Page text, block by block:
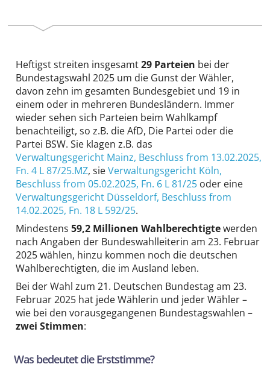
Heftigst streiten insgesamt29 Parteien bei der
Bundestagswahl 2025 um die Gunst der Wähler,
davon zehn im gesamten Bundesgebiet und 19 in
einem oder in mehreren Bundesländern. Immer
wieder sehen sich Parteien beim Wahlkampf
benachteiligt, so z.B. die AfD, Die Partei oder die
Partei BSW. Sie klagen z.B. das
Verwaltungsgericht Mainz, Beschluss from 13.02.2025,
Fn. 4 L 87/25.MZ, sieVerwaltungsgericht Köln,
Beschluss from 05.02.2025, Fn. 6 L 81/25 oder eine
Verwaltungsgericht Düsseldorf, Beschluss from
14.02.2025, Fn. 18 L 592/25.
Mindestens59,2 Millionen Wahlberechtigtewerden
nach Angaben der Bundeswahlleiterin am 23. Februar
2025 wählen, hinzu kommen noch die deutschen
Wahlberechtigten, die im Ausland leben.
Bei der Wahl zum 21. Deutschen Bundestag am 23.
Februar 2025 hat jede Wählerin und jeder Wähler –
wie bei den vorausgegangenen Bundestagswahlen –
zwei Stimmen:
Was bedeutet die Erststimme?